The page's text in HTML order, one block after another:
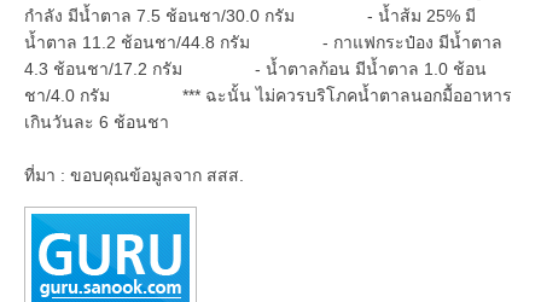
กำลัง มีน้ำตาล 7.5 ช้อนชา/30.0 กรัม - น้ำส้ม 25% มี
น้ำตาล 11.2 ช้อนชา/44.8 กรัม - กาแฟกระป๋อง มีน้ำตาล
4.3 ช้อนชา/17.2 กรัม - น้ำตาลก้อน มีน้ำตาล 1.0 ช้อน
ชา/4.0 กรัม *** ฉะนั้น ไม่ควรบริโภคน้ำตาลนอกมื้ออาหาร
เกินวันละ 6 ช้อนชา
ที่มา : ขอบคุณข้อมูลจาก สสส.